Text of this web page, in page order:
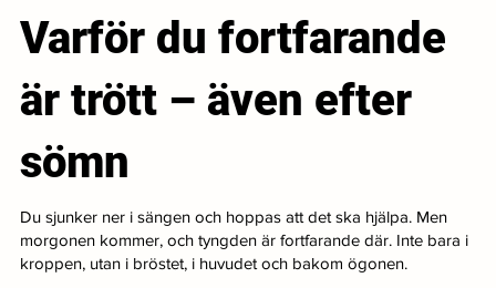
Varför du fortfarande
är trött – även efter
sömn
Du sjunker ner i sängen och hoppas att det ska hjälpa. Men
morgonen kommer, och tyngden är fortfarande där. Inte bara i
kroppen, utan i bröstet, i huvudet och bakom ögonen.